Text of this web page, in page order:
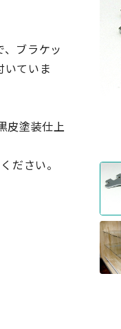
ブラケッ
いていま
皮塗装仕上
ださい。